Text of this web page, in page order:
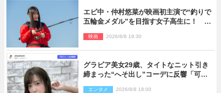
エビ中・仲村悠菜が映画初主演で“釣りで
五輪金メダル”を目指す女子高生に！ 映
映画 2026/8/8 19:30
グラビア美女29歳、タイトなニット引き
締まった“へそ出し”コーデに反響「可愛
エンタメ 2026/8/8 18:00